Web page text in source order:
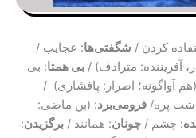
کردن / شگفتی‌ها: عجایب /
آفریننده: مترادف) / بی همتا: بی
آواگونه؛ اصرار: پافشاری) /
شب پره/ فرومی‌برد: (بن ماضی:
: چشم / چونان: همانند / برگزیدن: